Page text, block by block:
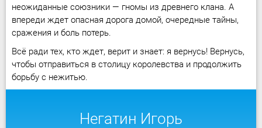
неожиданные союзники — гномы из древнего клана. А
впереди ждет опасная дорога домой, очередные тайны,
сражения и боль потерь.
Всё ради тех, кто ждет, верит и знает: я вернусь! Вернусь,
чтобы отправиться в столицу королевства и продолжить
борьбу с нежитью.
Негатин Игорь